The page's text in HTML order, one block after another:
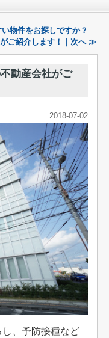
物件をお探しですか？
ご紹介します！｜次へ ≫
動産会社がご
2018-07-02
し、予防接種など